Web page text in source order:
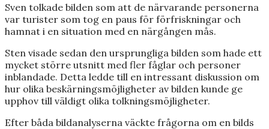
Sven tolkade bilden som att de närvarande personerna
var turister som tog en paus för förfriskningar och
hamnat i en situation med en närgången mås.
Sten visade sedan den ursprungliga bilden som hade ett
mycket större utsnitt med fler fåglar och personer
inblandade. Detta ledde till en intressant diskussion om
hur olika beskärningsmöjligheter av bilden kunde ge
upphov till väldigt olika tolkningsmöjligheter.
Efter båda bildanalyserna väckte frågorna om en bilds